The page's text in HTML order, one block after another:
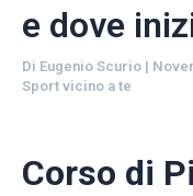
e dove
Di Eugenio Scurio |
Sport vicino a te
Corso di